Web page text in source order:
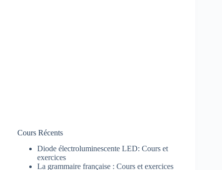
Cours Récents
Diode électroluminescente LED: Cours et
exercices
La grammaire française : Cours et exercices